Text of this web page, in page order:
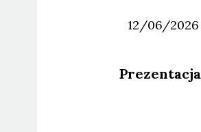
12/06/2026